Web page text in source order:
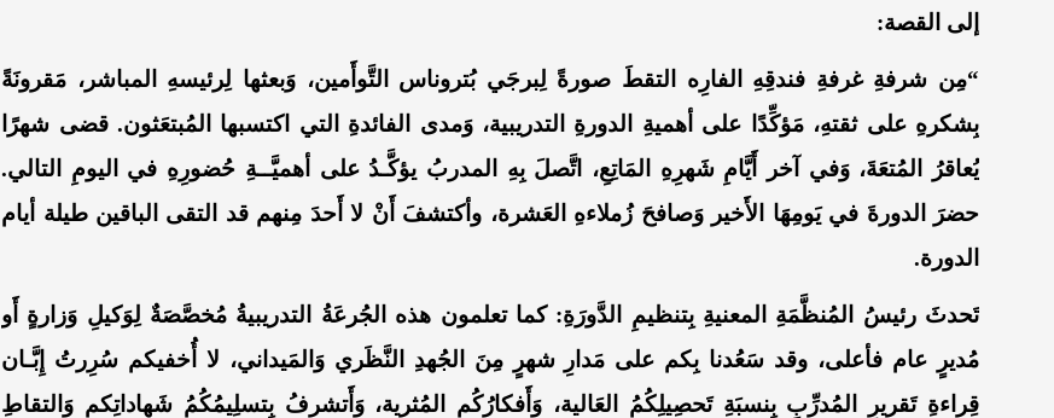
إلى القصة:
“مِن شرفةِ غرفةِ فندقِهِ الفارِه التقطَ صورةً لِبرجَي بُتروناس التَّوأَمين، وَبعثها لِرئيسهِ المباشر، مَقرونَةً
بِشكرهِ على ثقتهِ، مَؤكِّدًا على أهميةِ الدورةِ التدريبية، وَمدى الفائدةِ التي اكتسبها المُبتعَثون.قضى شهرًا
يُعاقرُ المُتعَةَ، وَفي آخر أَيَّامِ شَهرِهِ المَاتِعِ، اتَّصلَ بِهِ المدربُ يؤكَّـدُ على أهميَّــةِ حُضورِهِ في اليومِ التالي.
حضرَ الدورةَ في يَومِهَا الأَخير وَصافحَ زُملاءهِ العَشرة، وأكتشفَ أَنْ لا أَحدَ مِنهم قد التقى الباقين طيلة أيام
الدورة.
تَحدثَ رئيسُ المُنظَّمَةِ المعنيةِ بِتنظيمِ الدَّورَةِ: كما تعلمون هذه الجُرعَةُ التدريبيةُ مُخصَّصَةٌ لِوَكيلِ وَزارةٍ أَو
مُديرٍ عام فأعلى، وقد سَعُدنا بِكم على مَدارِ شهرٍ مِنَ الجُهدِ النَّظَري وَالمَيداني، لا أُخفيكم سُرِرتُ إِبَّـان
قِراءةِ تَقريرِ المُدرِّبِ بِنسبَةِ تَحصِيلِكُمُ العَالية، وَأَفكارُكُم المُثرية، وَأَتشرفُ بِتسلِيمُكُمُ شَهاداتِكم وَالتقاطِ